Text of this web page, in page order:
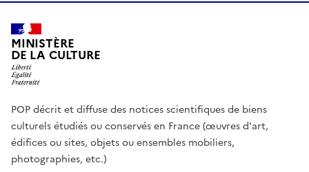
MINISTÈRE
DE LA CULTURE
POP décrit et diffuse des notices scientifiques de biens
culturels étudiés ou conservés en France (œuvres d'art,
édifices ou sites, objets ou ensembles mobiliers,
photographies, etc.)